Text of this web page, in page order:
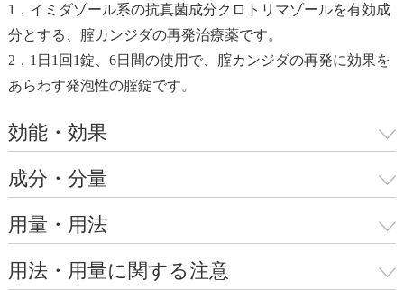
1．イミダゾール系の抗真菌成分クロトリマゾールを有効成
分とする、腟カンジダの再発治療薬です。
2．1日1回1錠、6日間の使用で、腟カンジダの再発に効果を
あらわす発泡性の腟錠です。
効能・効果
成分・分量
用量・用法
用法・用量に関する注意